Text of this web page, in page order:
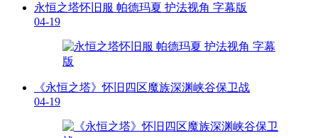
永恒之塔怀旧服 帕德玛夏 护法视角 字幕版
04-19
《永恒之塔》怀旧四区魔族深渊峡谷保卫战
04-19